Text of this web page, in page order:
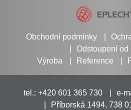
Obchodní podmínky
Odstoupení od
Výroba
Reference
tel.: +420 601 365 730 e-
Příborská 1494, 738